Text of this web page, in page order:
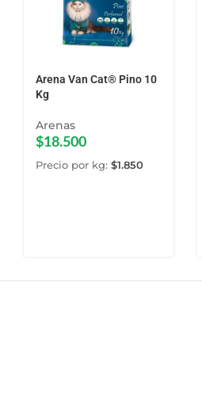
Arena Van Cat® Pino 10
Kg
Arenas
$18.500
Precio por kg: $1.850